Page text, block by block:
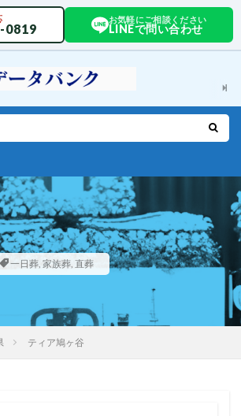
0819
お気軽にご相談ください
LINEで問い合わせ
一日葬, 家族葬, 直葬
ティア鳩ヶ谷